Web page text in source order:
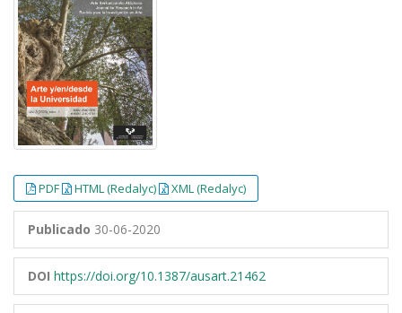
PDF HTML (Redalyc) XML (Redalyc)
Publicado 30-06-2020
DOI https://doi.org/10.1387/ausart.21462